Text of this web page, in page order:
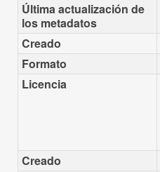
Última actualización de
los metadatos
Creado
Formato
Licencia
Creado